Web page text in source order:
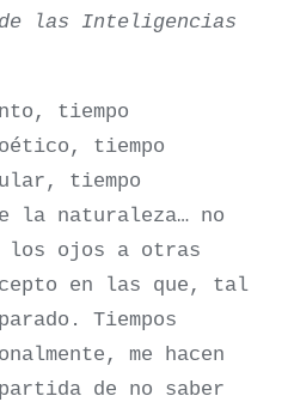
las Inteligencias
tiempo
tiempo
tiempo
la naturaleza… no
los ojos a otras
en las que, tal
Tiempos
me hacen
de no saber